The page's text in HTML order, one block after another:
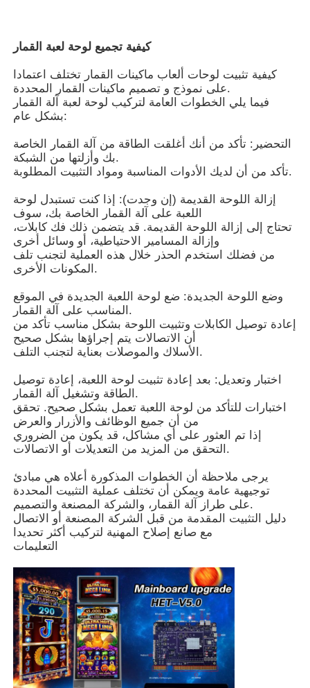
حول بنا
جولة في المعمل
اتصل بنا
طلب اقتباس
فتحة لعبة المجلس
لوحة لعبة السمك
خزانة ألعاب القمار
طاولة لعبة الأسماك
برامج الألعاب عبر الإنترنت
أجزاء ألعاب السلوت
أجزاء الأسماك
شاشة آلة اللعبة
كيفية تجميع لوحة لعبة القمار
كيفية تثبيت لوحات ألعاب ماكينات القمار تختلف اعتمادا
على نموذج و تصميم ماكينات القمار المحددة.
فيما يلي الخطوات العامة لتركيب لوحة لعبة آلة القمار
بشكل عام:
التحضير: تأكد من أنك أغلقت الطاقة من آلة القمار الخاصة
بك وأزلتها من الشبكة.
تأكد من أن لديك الأدوات المناسبة ومواد التثبيت المطلوبة.
إزالة اللوحة القديمة (إن وجدت): إذا كنت تستبدل لوحة
اللعبة على آلة القمار الخاصة بك، سوف
تحتاج إلى إزالة اللوحة القديمة. قد يتضمن ذلك فك كابلات،
وإزالة المسامير الاحتياطية، أو وسائل أخرى
من فضلك استخدم الحذر خلال هذه العملية لتجنب تلف
المكونات الأخرى.
وضع اللوحة الجديدة: ضع لوحة اللعبة الجديدة في الموقع
المناسب على آلة القمار.
إعادة توصيل الكابلات وتثبيت اللوحة بشكل مناسب تأكد من
أن الاتصالات يتم إجراؤها بشكل صحيح
الأسلاك والموصلات بعناية لتجنب التلف.
اختبار وتعديل: بعد إعادة تثبيت لوحة اللعبة، إعادة توصيل
الطاقة وتشغيل آلة القمار.
اختبارات للتأكد من لوحة اللعبة تعمل بشكل صحيح. تحقق
من أن جميع الوظائف والأزرار والعرض
إذا تم العثور على أي مشاكل، قد يكون من الضروري
التحقق من المزيد من التعديلات أو الاتصالات.
يرجى ملاحظة أن الخطوات المذكورة أعلاه هي مبادئ
توجيهية عامة ويمكن أن تختلف عملية التثبيت المحددة
على طراز آلة القمار، والشركة المصنعة والتصميم.
دليل التثبيت المقدمة من قبل الشركة المصنعة أو الاتصال
مع صانع إصلاح المهنية لتركيب أكثر تحديدا
التعليمات